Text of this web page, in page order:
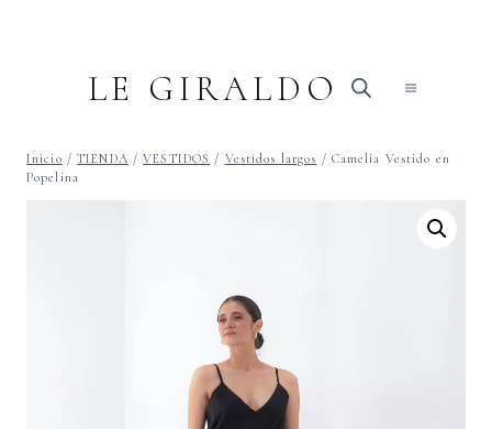
LE GIRALDO
Inicio / TIENDA / VESTIDOS / Vestidos largos / Camelia Vestido en
Popelina